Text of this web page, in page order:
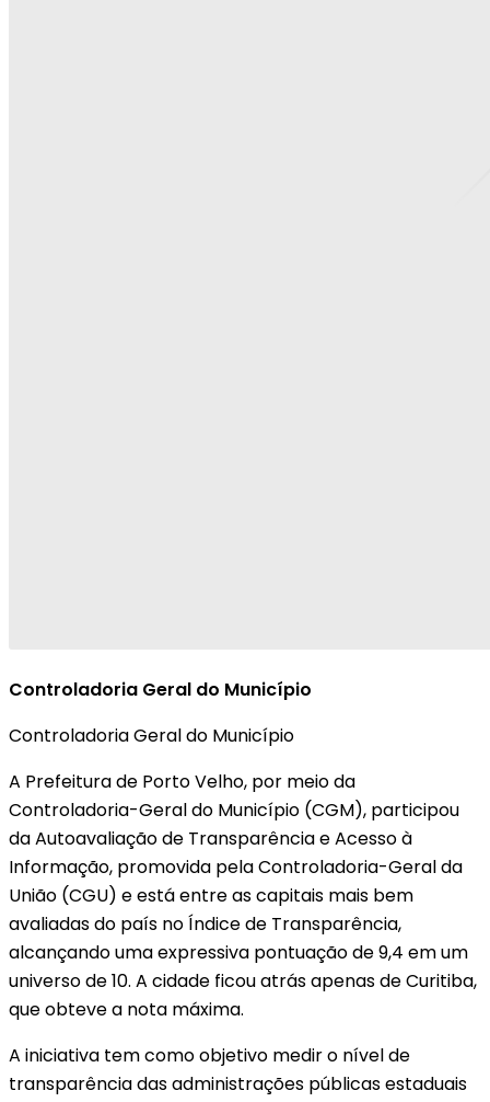
Controladoria Geral do Município
Controladoria Geral do Município
A Prefeitura de Porto Velho, por meio da
Controladoria-Geral do Município (CGM), participou
da Autoavaliação de Transparência e Acesso à
Informação, promovida pela Controladoria-Geral da
União (CGU) e está entre as capitais mais bem
avaliadas do país no Índice de Transparência,
alcançando uma expressiva pontuação de 9,4 em um
universo de 10. A cidade ficou atrás apenas de Curitiba,
que obteve a nota máxima.
A iniciativa tem como objetivo medir o nível de
transparência das administrações públicas estaduais